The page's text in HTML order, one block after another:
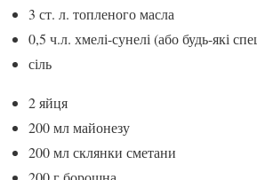
3 ст. л. топленого масла
0,5 ч.л. хмелі-сунелі (або будь-які
сіль
2 яйця
200 мл майонезу
200 мл склянки сметани